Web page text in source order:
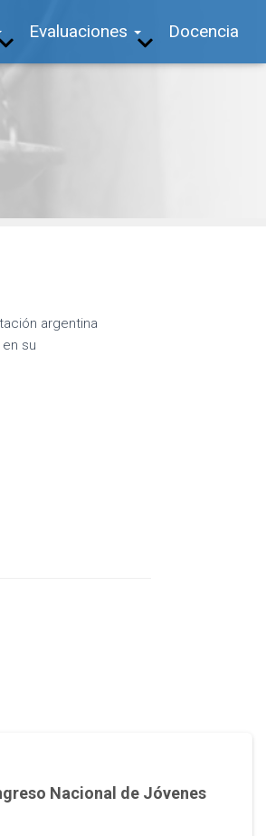
Evaluaciones Docencia
argentina
su
Nacional de Jóvenes